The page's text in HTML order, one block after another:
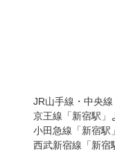
JR山手線・中央
京王線「新宿駅」
小田急線「新宿駅
西武新宿線「新宿